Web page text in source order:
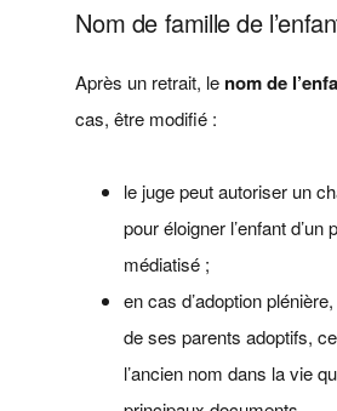
Nom de famille de
Après un retrait, le nom de
cas, être modifié :
le juge peut autoriser un
pour éloigner l’enfant
médiatisé ;
en cas d’adoption
de ses parents adoptifs,
l’ancien nom dans la vie